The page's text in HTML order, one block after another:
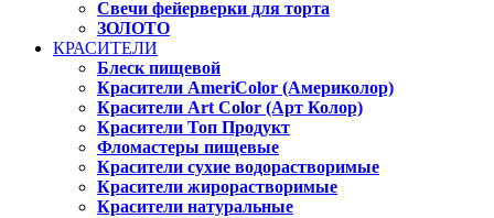
Свечи фейерверки для торта
ЗОЛОТО
КРАСИТЕЛИ
Блеск пищевой
Красители AmeriColor (Америколор)
Красители Art Color (Арт Колор)
Красители Топ Продукт
Фломастеры пищевые
Красители сухие водорастворимые
Красители жирорастворимые
Красители натуральные